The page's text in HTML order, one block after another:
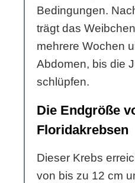
Bedingungen.
trägt das
mehrere Wochen
Abdomen, bis die
schlüpfen.
Die Endgröße
Floridakrebsen
Dieser Krebs
von bis zu 12 cm